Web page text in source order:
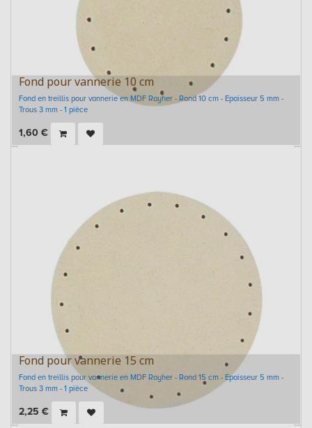
Fond pour vannerie 10 cm
Fond en treillis pour vannerie en MDF Rayher - Rond 10 cm - Epaisseur 5 mm -
Trous 3 mm - 1 pièce
1,60 €
Fond pour vannerie 15 cm
Fond en treillis pour vannerie en MDF Rayher - Rond 15 cm - Epaisseur 5 mm -
Trous 3 mm - 1 pièce
2,25 €